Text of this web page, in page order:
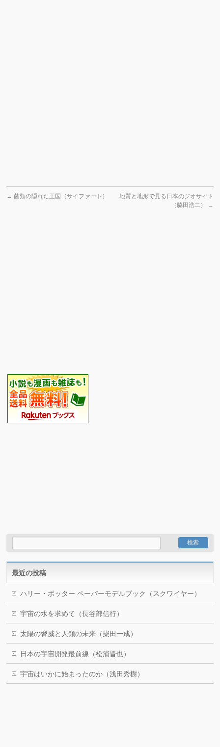
← 菌類の隠れた王国（サイファート）
地質と地形で見る日本のジオサイト
（脇田浩二）
→
最近の投稿
ハリー・ポッター ペーパーモデルブック（スクワイヤー）
宇宙の水を求めて（長谷部信行）
太陽の脅威と人類の未来（柴田一成）
日本の宇宙開発最前線（松浦晋也）
宇宙はいかに始まったのか（浅田秀樹）